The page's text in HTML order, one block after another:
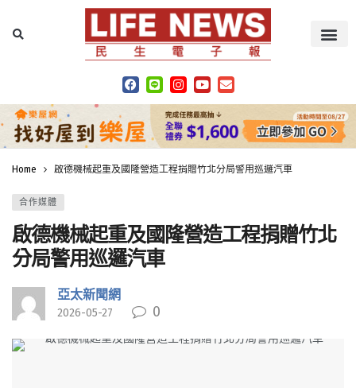
Home 啟德機械起重及國隆營造工程捐贈竹北分局警用巡邏汽車
合作媒體
啟德機械起重及國隆營造工程捐贈竹北
分局警用巡邏汽車
亞太新聞網
2026-05-27 0